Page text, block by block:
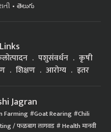
తెలుగు
पशुसंवर्धन
कृषी
शिक्षण आरोग्य इतर
Jagran
Farming Goat Rearing Chili
/ फळबाग लागवड Health मानवी